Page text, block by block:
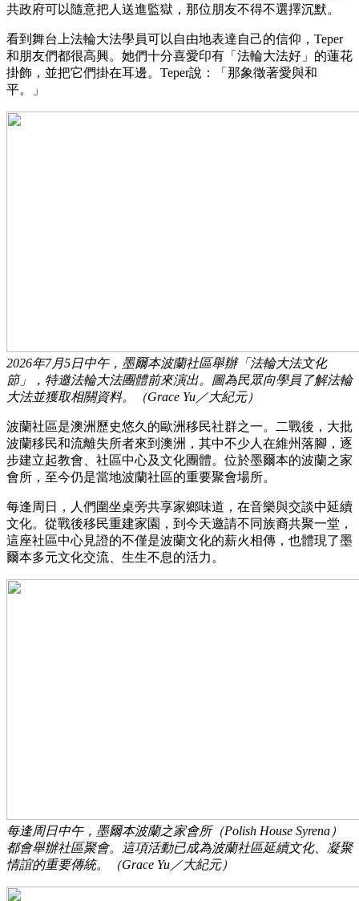
共政府可以隨意把人送進監獄，那位朋友不得不選擇沉默。
看到舞台上法輪大法學員可以自由地表達自己的信仰，Teper
和朋友們都很高興。她們十分喜愛印有「法輪大法好」的蓮花
掛飾，並把它們掛在耳邊。Teper說：「那象徵著愛與和
平。」
2026年7月5日中午，墨爾本波蘭社區舉辦「法輪大法文化
節」，特邀法輪大法團體前來演出。圖為民眾向學員了解法輪
大法並獲取相關資料。（Grace Yu／大紀元）
波蘭社區是澳洲歷史悠久的歐洲移民社群之一。二戰後，大批
波蘭移民和流離失所者來到澳洲，其中不少人在維州落腳，逐
步建立起教會、社區中心及文化團體。位於墨爾本的波蘭之家
會所，至今仍是當地波蘭社區的重要聚會場所。
每逢周日，人們圍坐桌旁共享家鄉味道，在音樂與交談中延續
文化。從戰後移民重建家園，到今天邀請不同族裔共聚一堂，
這座社區中心見證的不僅是波蘭文化的薪火相傳，也體現了墨
爾本多元文化交流、生生不息的活力。
每逢周日中午，墨爾本波蘭之家會所（Polish House Syrena）
都會舉辦社區聚會。這項活動已成為波蘭社區延續文化、凝聚
情誼的重要傳統。（Grace Yu／大紀元）